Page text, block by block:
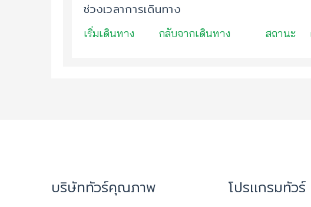
ช่วงเวลาการเดินทาง
เริ่มเดินทาง กลับจากเดินทาง สถานะ
บริษัททัวร์คุณภาพ โปรเเกรมทัวร์